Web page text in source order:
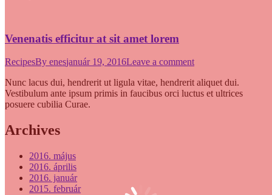
Venenatis efficitur at sit amet lorem
RecipesBy enesjanuár 19, 2016Leave a comment
Nunc lacus dui, hendrerit ut ligula vitae, hendrerit aliquet dui.
Vestibulum ante ipsum primis in faucibus orci luctus et ultrices
posuere cubilia Curae.
Archives
2016. május
2016. április
2016. január
2015. február